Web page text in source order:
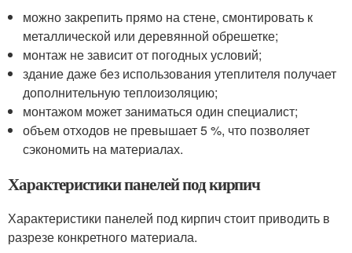
можно закрепить прямо на стене, смонтировать к
металлической или деревянной обрешетке;
монтаж не зависит от погодных условий;
здание даже без использования утеплителя получает
дополнительную теплоизоляцию;
монтажом может заниматься один специалист;
объем отходов не превышает 5 %, что позволяет
сэкономить на материалах.
Характеристики панелей под кирпич
Характеристики панелей под кирпич стоит приводить в
разрезе конкретного материала.